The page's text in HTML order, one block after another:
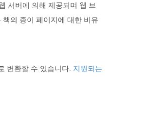
서버에 의해 제공되며 웹 브
의 종이 페이지에 대한 비유
변환할 수 있습니다. 지원되는